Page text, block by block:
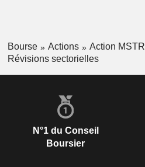
Bourse Actions Action MSTR
Révisions sectorielles
N°1 du Conseil
Boursier